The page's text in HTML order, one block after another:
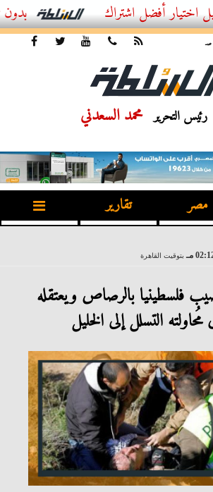
أفضل اشتراك IPTV بدون تقطيع 2026 – دليل المشاهد العصري
رئيس التحرير محمد السعدني
مصر تقارير
مـ بتوقيت القاهرة
فلسطينيا بالرصاص ويعتقله
التسلل إلى الخليل